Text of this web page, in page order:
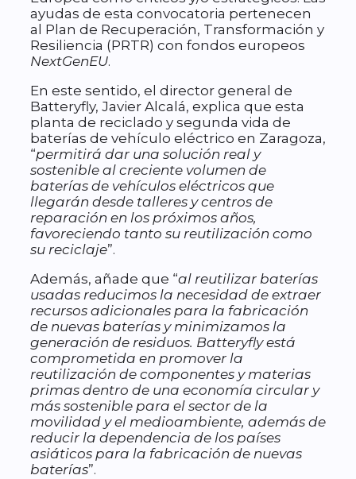
ayudas de esta convocatoria pertenecen
al Plan de Recuperación, Transformación y
Resiliencia (PRTR) con fondos europeos
NextGenEU.
En este sentido, el director general de
Batteryfly, Javier Alcalá, explica que esta
planta de reciclado y segunda vida de
baterías de vehículo eléctrico en Zaragoza,
“permitirá dar una solución real y
sostenible al creciente volumen de
baterías de vehículos eléctricos que
llegarán desde talleres y centros de
reparación en los próximos años,
favoreciendo tanto su reutilización como
su reciclaje”.
Además, añade que “al reutilizar baterías
usadas reducimos la necesidad de extraer
recursos adicionales para la fabricación
de nuevas baterías y minimizamos la
generación de residuos. Batteryfly está
comprometida en promover la
reutilización de componentes y materias
primas dentro de una economía circular y
más sostenible para el sector de la
movilidad y el medioambiente, además de
reducir la dependencia de los países
asiáticos para la fabricación de nuevas
baterías”.